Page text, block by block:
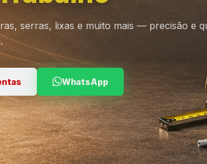
WhatsApp
serras, lixas e muito mais — precisão e
WhatsApp
WhatsApp